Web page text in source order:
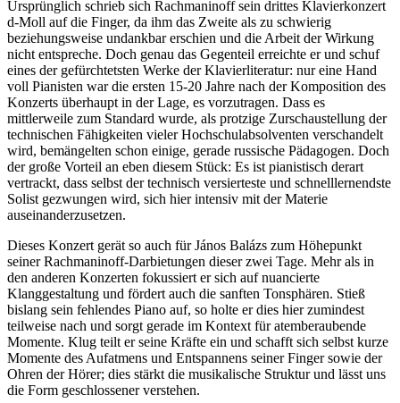
Ursprünglich schrieb sich Rachmaninoff sein drittes Klavierkonzert
d-Moll auf die Finger, da ihm das Zweite als zu schwierig
beziehungsweise undankbar erschien und die Arbeit der Wirkung
nicht entspreche. Doch genau das Gegenteil erreichte er und schuf
eines der gefürchtetsten Werke der Klavierliteratur: nur eine Hand
voll Pianisten war die ersten 15-20 Jahre nach der Komposition des
Konzerts überhaupt in der Lage, es vorzutragen. Dass es
mittlerweile zum Standard wurde, als protzige Zurschaustellung der
technischen Fähigkeiten vieler Hochschulabsolventen verschandelt
wird, bemängelten schon einige, gerade russische Pädagogen. Doch
der große Vorteil an eben diesem Stück: Es ist pianistisch derart
vertrackt, dass selbst der technisch versierteste und schnelllernendste
Solist gezwungen wird, sich hier intensiv mit der Materie
auseinanderzusetzen.
Dieses Konzert gerät so auch für János Balázs zum Höhepunkt
seiner Rachmaninoff-Darbietungen dieser zwei Tage. Mehr als in
den anderen Konzerten fokussiert er sich auf nuancierte
Klanggestaltung und fördert auch die sanften Tonsphären. Stieß
bislang sein fehlendes Piano auf, so holte er dies hier zumindest
teilweise nach und sorgt gerade im Kontext für atemberaubende
Momente. Klug teilt er seine Kräfte ein und schafft sich selbst kurze
Momente des Aufatmens und Entspannens seiner Finger sowie der
Ohren der Hörer; dies stärkt die musikalische Struktur und lässt uns
die Form geschlossener verstehen.